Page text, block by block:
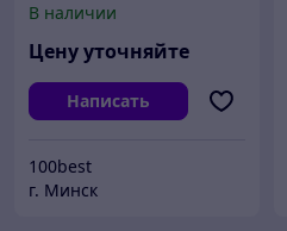
В наличии
Цену уточняйте
Написать
100best
г. Минск